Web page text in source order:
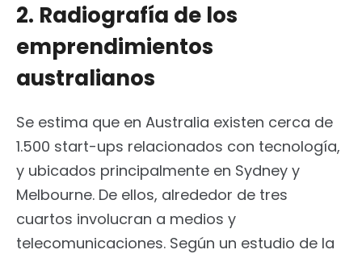
2. Radiografía de los
emprendimientos
australianos
Se estima que en Australia existen cerca de
1.500 start-ups relacionados con tecnología,
y ubicados principalmente en Sydney y
Melbourne. De ellos, alrededor de tres
cuartos involucran a medios y
telecomunicaciones. Según un estudio de la